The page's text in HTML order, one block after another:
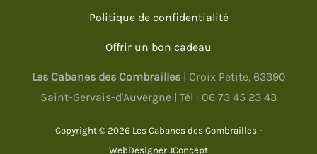
Politique de confidentialité
Offrir un bon cadeau
Les Cabanes des Combrailles| Croix Petite, 63390
Saint-Gervais-d'Auvergne | Tél : 06 73 45 23 43
Copyright © 2026 Les Cabanes des Combrailles -
WebDesigner JConcept